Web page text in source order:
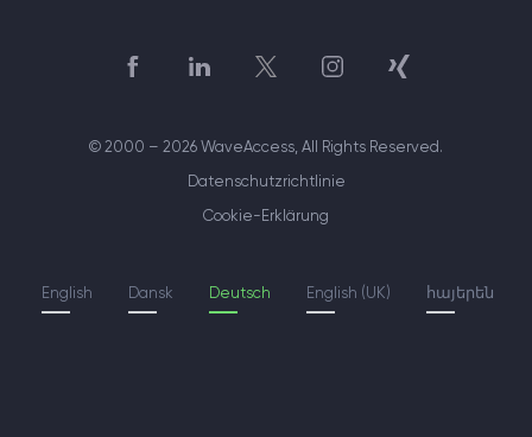
հայերեն
English (UK)
Deutsch
Dansk
English
© 2000 – 2026 WaveAccess, All Rights Reserved.
Datenschutzrichtlinie
Cookie-Erklärung